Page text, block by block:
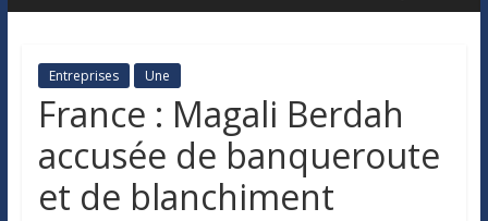
Entreprises Une
France : Magali Berdah
accusée de banqueroute
et de blanchiment